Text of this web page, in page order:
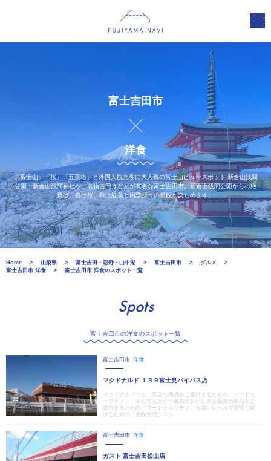
富士吉田市
洋食
「富士山」「桜」「五重塔」と外国人観光客に大人気の富士山ビュースポット 新倉山浅間
公園・新倉山浅間神社や、名物吉田うどんが有名な富士吉田市。新倉山浅間公園からの絶
景は、春は桜、秋は紅葉と四季折々の景観が楽しめます。
Home 山梨県 富士吉田・忍野・山中湖 富士吉田市
グルメ
富士吉田市 洋食
富士吉田市 洋食のスポット一覧
Spots
富士吉田市の洋食のスポット一覧
富士吉田市 洋食
マクドナルド １３９富士見バイパス店
マクドナルドでは、安全な商品をご提供するための「フードセ
ーフティ」、そして安全かつ最高のおいしさと品質の商品をご
提供するための「フードクオリティ」を高いレベルで実現し続
けるための「食品管理システ...
富士吉田市 洋食
ガスト 富士吉田松山店